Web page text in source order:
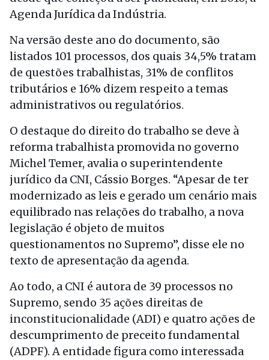
Agenda Jurídica da Indústria.
Na versão deste ano do documento, são
listados 101 processos, dos quais 34,5% tratam
de questões trabalhistas, 31% de conflitos
tributários e 16% dizem respeito a temas
administrativos ou regulatórios.
O destaque do direito do trabalho se deve à
reforma trabalhista promovida no governo
Michel Temer, avalia o superintendente
jurídico da CNI, Cássio Borges. “Apesar de ter
modernizado as leis e gerado um cenário mais
equilibrado nas relações do trabalho, a nova
legislação é objeto de muitos
questionamentos no Supremo”, disse ele no
texto de apresentação da agenda.
Ao todo, a CNI é autora de 39 processos no
Supremo, sendo 35 ações direitas de
inconstitucionalidade (ADI) e quatro ações de
descumprimento de preceito fundamental
(ADPF). A entidade figura como interessada